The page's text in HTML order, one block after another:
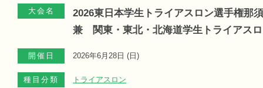
大会名
2026東日本学生トライアスロン選手権那
兼 関東・東北・北海道学生トライアス
開催日 2026年6月28日 ( 日 )
種目分類 トライアスロン